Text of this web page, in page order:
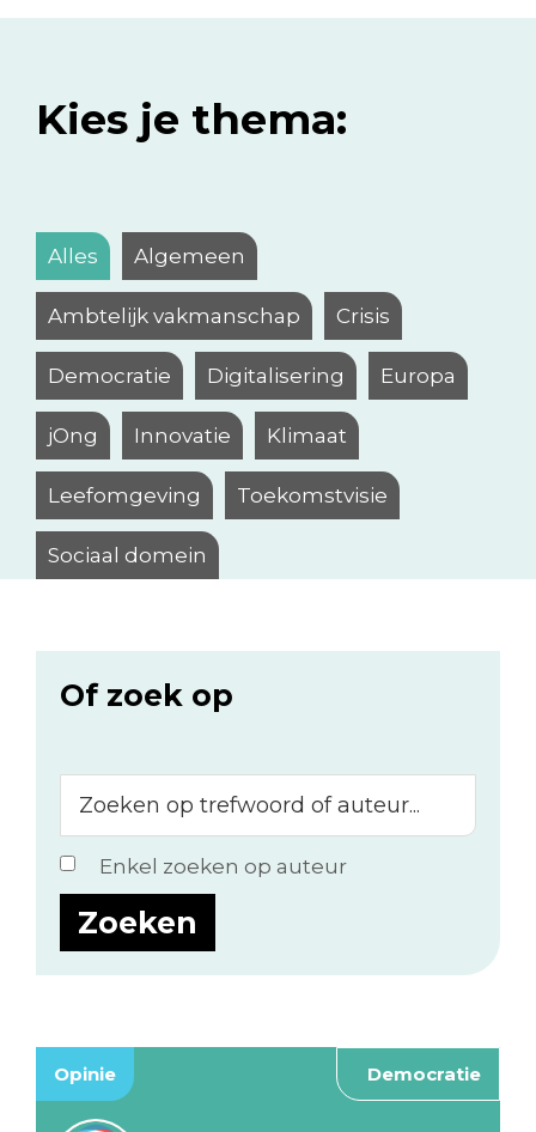
Kies je thema:
Alles Algemeen
Ambtelijk vakmanschap Crisis
Democratie Digitalisering Europa
jOng Innovatie Klimaat
Leefomgeving Toekomstvisie
Sociaal domein
Of zoek op
op
trefwoord
of
auteur...
Enkel zoeken op auteur
Opinie Democratie